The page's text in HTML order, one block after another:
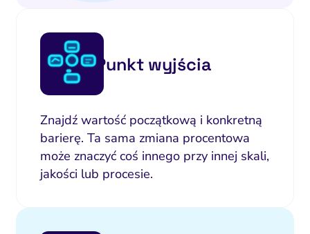
Punkt wyjścia
Znajdź wartość początkową i konkretną
barierę. Ta sama zmiana procentowa
może znaczyć coś innego przy innej skali,
jakości lub procesie.